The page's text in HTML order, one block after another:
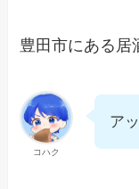
豊田市にある居
コハク
ア